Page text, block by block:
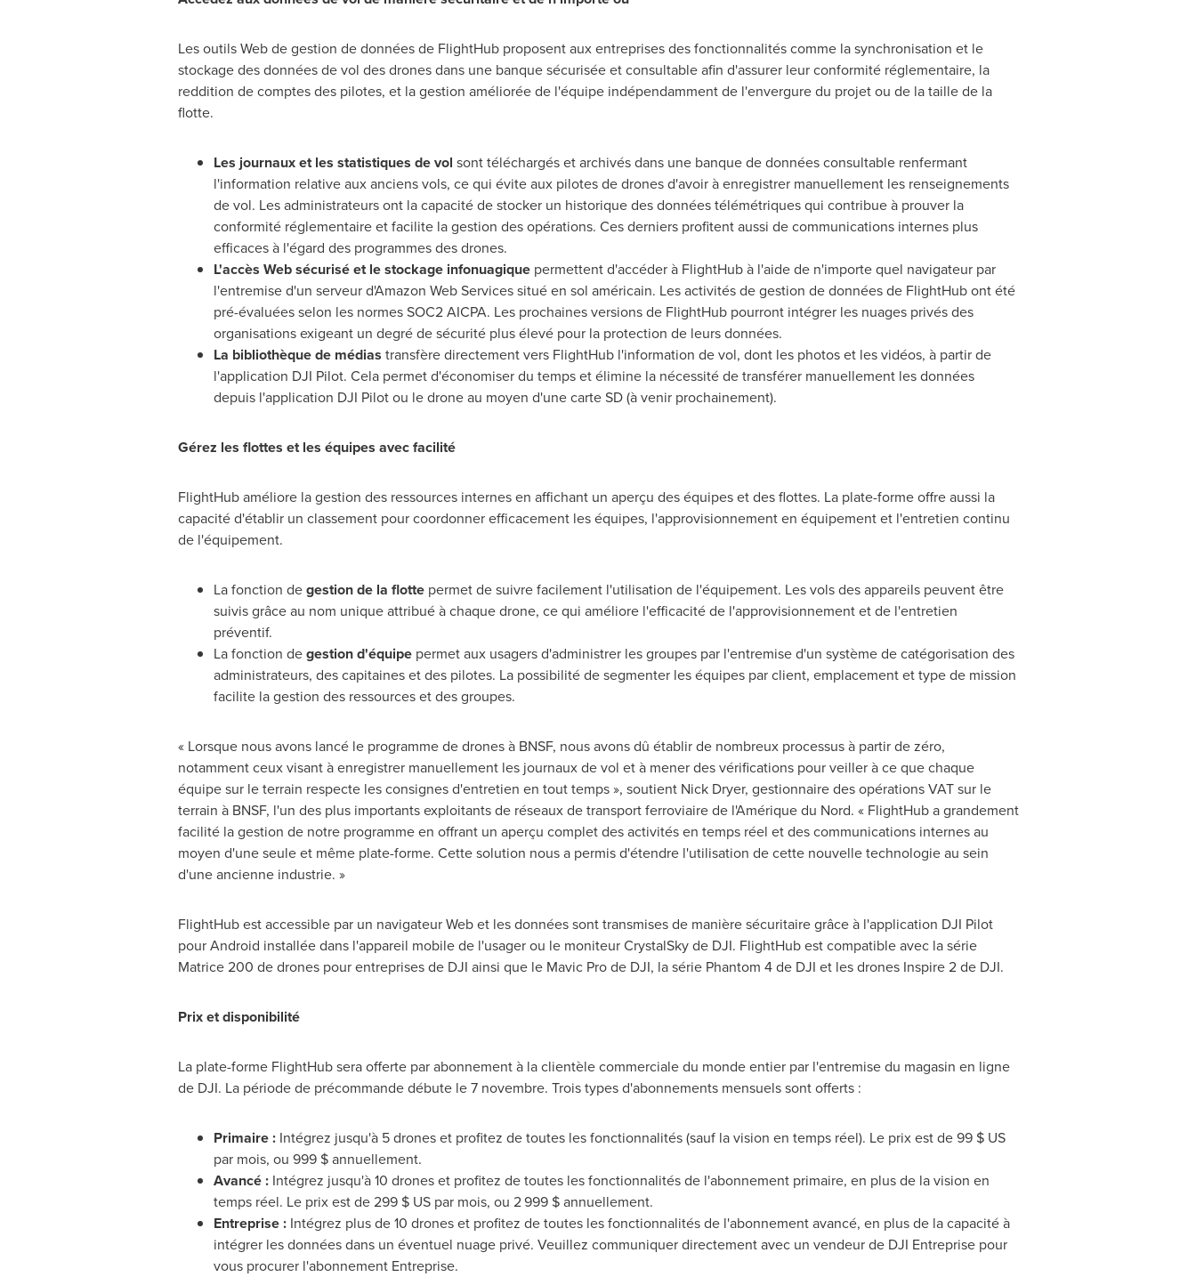
Les outils Web de gestion de données de FlightHub proposent aux entreprises des fonctionnalités comme la synchronisation et le
stockage des données de vol des drones dans une banque sécurisée et consultable afin d'assurer leur conformité réglementaire, la
reddition de comptes des pilotes, et la gestion améliorée de l'équipe indépendamment de l'envergure du projet ou de la taille de la
flotte.
Les journaux et les statistiques de vol sont téléchargés et archivés dans une banque de données consultable renfermant
l'information relative aux anciens vols, ce qui évite aux pilotes de drones d'avoir à enregistrer manuellement les renseignements
de vol. Les administrateurs ont la capacité de stocker un historique des données télémétriques qui contribue à prouver la
conformité réglementaire et facilite la gestion des opérations. Ces derniers profitent aussi de communications internes plus
efficaces à l'égard des programmes des drones.
L'accès Web sécurisé et le stockage infonuagiquepermettent d'accéder à FlightHub à l'aide de n'importe quel navigateur par
l'entremise d'un serveur d'Amazon Web Services situé en sol américain. Les activités de gestion de données de FlightHub ont été
pré-évaluées selon les normes SOC2 AICPA. Les prochaines versions de FlightHub pourront intégrer les nuages privés des
organisations exigeant un degré de sécurité plus élevé pour la protection de leurs données.
La bibliothèque de médias transfère directement vers FlightHub l'information de vol, dont les photos et les vidéos, à partir de
l'application DJI Pilot. Cela permet d'économiser du temps et élimine la nécessité de transférer manuellement les données
depuis l'application DJI Pilot ou le drone au moyen d'une carte SD (à venir prochainement).
Gérez les flottes et les équipes avec facilité
FlightHub améliore la gestion des ressources internes en affichant un aperçu des équipes et des flottes. La plate-forme offre aussi la
capacité d'établir un classement pour coordonner efficacement les équipes, l'approvisionnement en équipement et l'entretien continu
de l'équipement.
La fonction degestion de la flottepermet de suivre facilement l'utilisation de l'équipement. Les vols des appareils peuvent être
suivis grâce au nom unique attribué à chaque drone, ce qui améliore l'efficacité de l'approvisionnement et de l'entretien
préventif.
La fonction degestion d'équipepermet aux usagers d'administrer les groupes par l'entremise d'un système de catégorisation des
administrateurs, des capitaines et des pilotes. La possibilité de segmenter les équipes par client, emplacement et type de mission
facilite la gestion des ressources et des groupes.
« Lorsque nous avons lancé le programme de drones à BNSF, nous avons dû établir de nombreux processus à partir de zéro,
notamment ceux visant à enregistrer manuellement les journaux de vol et à mener des vérifications pour veiller à ce que chaque
équipe sur le terrain respecte les consignes d'entretien en tout temps », soutient Nick Dryer, gestionnaire des opérations VAT sur le
terrain à BNSF, l'un des plus importants exploitants de réseaux de transport ferroviaire de l'Amérique du Nord. « FlightHub a grandement
facilité la gestion de notre programme en offrant un aperçu complet des activités en temps réel et des communications internes au
moyen d'une seule et même plate-forme. Cette solution nous a permis d'étendre l'utilisation de cette nouvelle technologie au sein
d'une ancienne industrie. »
FlightHub est accessible par un navigateur Web et les données sont transmises de manière sécuritaire grâce à l'application DJI Pilot
pour Android installée dans l'appareil mobile de l'usager ou le moniteur CrystalSky de DJI. FlightHub est compatible avec la série
Matrice 200 de drones pour entreprises de DJI ainsi que le Mavic Pro de DJI, la série Phantom 4 de DJI et les drones Inspire 2 de DJI.
Prix et disponibilité
La plate-forme FlightHub sera offerte par abonnement à la clientèle commerciale du monde entier par l'entremise du magasin en ligne
de DJI. La période de précommande débute le 7 novembre. Trois types d'abonnements mensuels sont offerts :
Primaire :Intégrez jusqu'à 5 drones et profitez de toutes les fonctionnalités (sauf la vision en temps réel). Le prix est de 99 $ US
par mois, ou 999 $ annuellement.
Avancé :Intégrez jusqu'à 10 drones et profitez de toutes les fonctionnalités de l'abonnement primaire, en plus de la vision en
temps réel. Le prix est de 299 $ US par mois, ou 2 999 $ annuellement.
Entreprise :Intégrez plus de 10 drones et profitez de toutes les fonctionnalités de l'abonnement avancé, en plus de la capacité à
intégrer les données dans un éventuel nuage privé. Veuillez communiquer directement avec un vendeur de DJI Entreprise pour
vous procurer l'abonnement Entreprise.